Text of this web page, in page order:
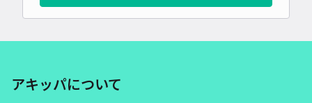
アキッパについて